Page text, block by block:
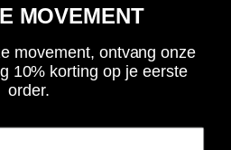
Crew front print - hoodie - zwart
MOVEMENT
movement, ontvang onze
10% korting op je eerste
order.